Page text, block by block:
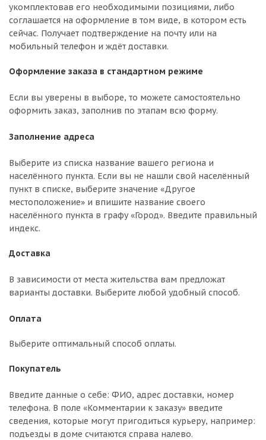
укомплектовав его необходимыми позициями, либо
соглашается на оформление в том виде, в котором есть
сейчас. Получает подтверждение на почту или на
мобильный телефон и ждёт доставки.
Оформление заказа в стандартном режиме
Если вы уверены в выборе, то можете самостоятельно
оформить заказ, заполнив по этапам всю форму.
Заполнение адреса
Выберите из списка название вашего региона и
населённого пункта. Если вы не нашли свой населённый
пункт в списке, выберите значение «Другое
местоположение» и впишите название своего
населённого пункта в графу «Город». Введите правильный
индекс.
Доставка
В зависимости от места жительства вам предложат
варианты доставки. Выберите любой удобный способ.
Оплата
Выберите оптимальный способ оплаты.
Покупатель
Введите данные о себе: ФИО, адрес доставки, номер
телефона. В поле «Комментарии к заказу» введите
сведения, которые могут пригодиться курьеру, например:
подъезды в доме считаются справа налево.